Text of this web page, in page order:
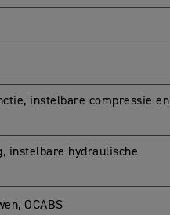
instelbare compressie en
instelbare hydraulische
OCABS